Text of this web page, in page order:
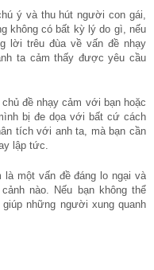
ý và thu hút người con gái,
không có bất kỳ lý do gì, nếu
lời trêu đùa về vấn đề nhạy
ta cảm thấy được yêu cầu
đề nhạy cảm với bạn hoặc
bị đe dọa với bất cứ cách
tích với anh ta, mà bạn cần
lập tức.
là một vấn đề đáng lo ngại và
nào. Nếu bạn không thể
những người xung quanh